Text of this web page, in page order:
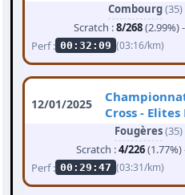
Combourg(35)
Scratch :8/268(2.99%)
Perf : 00:32:09 (03:16/km)
12/01/2025
Cross -
Fougères(35)
Scratch :4/226(1.77%)
Perf : 00:29:47 (03:31/km)